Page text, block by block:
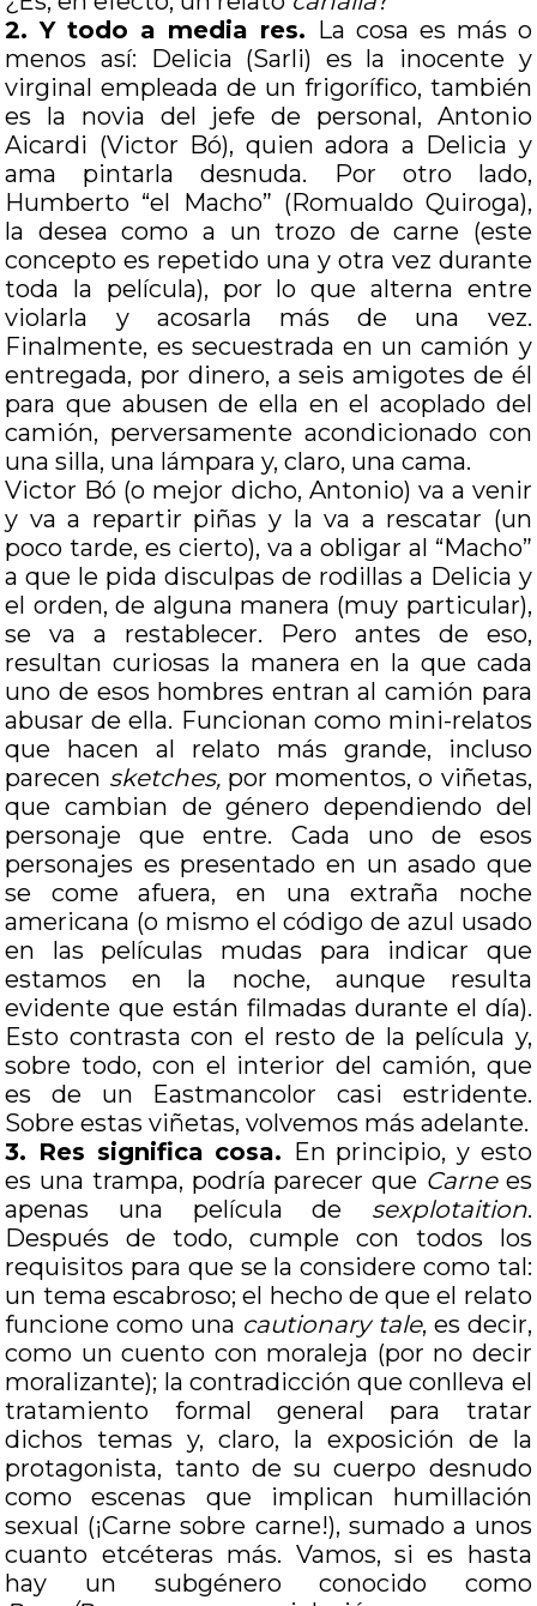
2. Y todo a media res. La cosa es más o
menos así: Delicia (Sarli) es la inocente y
virginal empleada de un frigorífico, también
es la novia del jefe de personal, Antonio
Aicardi (Victor Bó), quien adora a Delicia y
ama pintarla desnuda. Por otro lado,
Humberto “el Macho” (Romualdo Quiroga),
la desea como a un trozo de carne (este
concepto es repetido una y otra vez durante
toda la película), por lo que alterna entre
violarla y acosarla más de una vez.
Finalmente, es secuestrada en un camión y
entregada, por dinero, a seis amigotes de él
para que abusen de ella en el acoplado del
camión, perversamente acondicionado con
una silla, una lámpara y, claro, una cama.
Victor Bó (o mejor dicho, Antonio) va a venir
y va a repartir piñas y la va a rescatar (un
poco tarde, es cierto), va a obligar al “Macho”
a que le pida disculpas de rodillas a Delicia y
el orden, de alguna manera (muy particular),
se va a restablecer. Pero antes de eso,
resultan curiosas la manera en la que cada
uno de esos hombres entran al camión para
abusar de ella. Funcionan como mini-relatos
que hacen al relato más grande, incluso
parecen sketches,por momentos, o viñetas,
que cambian de género dependiendo del
personaje que entre. Cada uno de esos
personajes es presentado en un asado que
se come afuera, en una extraña noche
americana (o mismo el código de azul usado
en las películas mudas para indicar que
estamos en la noche, aunque resulta
evidente que están filmadas durante el día).
Esto contrasta con el resto de la película y,
sobre todo, con el interior del camión, que
es de un Eastmancolor casi estridente.
Sobre estas viñetas, volvemos más adelante.
3. Res significa cosa. En principio, y esto
es una trampa, podría parecer que Carnees
apenas una película de sexplotaition.
Después de todo, cumple con todos los
requisitos para que se la considere como tal:
un tema escabroso; el hecho de que el relato
funcione como una cautionary tale, es decir,
como un cuento con moraleja (por no decir
moralizante); la contradicción que conlleva el
tratamiento formal general para tratar
dichos temas y, claro, la exposición de la
protagonista, tanto de su cuerpo desnudo
como escenas que implican humillación
sexual (¡Carne sobre carne!), sumado a unos
cuanto etcéteras más. Vamos, si es hasta
hay un subgénero conocido como